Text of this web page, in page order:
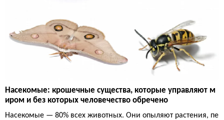
Насекомые: крошечные существа, которые управляют м
иром и без которых человечество обречено
Насекомые — 80% всех животных. Они опыляют растения, пе